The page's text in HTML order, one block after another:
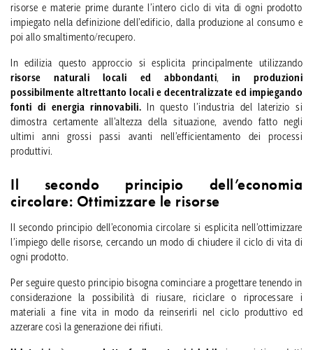
risorse e materie prime durante l’intero ciclo di vita di ogni prodotto
impiegato nella definizione dell’edificio, dalla produzione al consumo e
poi allo smaltimento/recupero.
In edilizia questo approccio si esplicita principalmente utilizzando
risorse naturali locali ed abbondanti,in produzioni
possibilmente altrettanto locali e decentralizzate ed impiegando
fonti di energia rinnovabili. In questo l’industria del laterizio si
dimostra certamente all’altezza della situazione, avendo fatto negli
ultimi anni grossi passi avanti nell’efficientamento dei processi
produttivi.
Il secondo principio dell’economia
circolare: Ottimizzare le risorse
Il secondo principio dell’economia circolare si esplicita nell’ottimizzare
l’impiego delle risorse, cercando un modo di chiudere il ciclo di vita di
ogni prodotto.
Per seguire questo principio bisogna cominciare a progettare tenendo in
considerazione la possibilità di riusare, riciclare o riprocessare i
materiali a fine vita in modo da reinserirli nel ciclo produttivo ed
azzerare così la generazione dei rifiuti.